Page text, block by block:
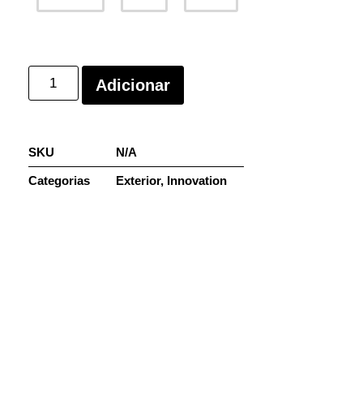
Adicionar
SKU N/A
Categorias Exterior, Innovation